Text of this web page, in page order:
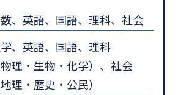
、英語、国語、理科、社会
、英語、国語、理科
物理・生物・化学）、社会
地理・歴史・公民）